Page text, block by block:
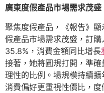
廣東度假產品市場需求茂盛
聚焦度假產品，《報告》
假產品市場需求茂盛，訂
35.8%，消費金額同比增長
接著，她將圓規打開，準
理性的比例。場規模持續
消費偏好更重視性價比，